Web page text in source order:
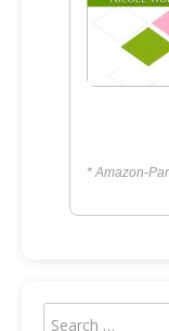
* Amazon-